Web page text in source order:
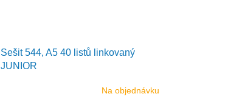
Sešit 544, A5 40 listů linkovaný
JUNIOR
Na objednávku